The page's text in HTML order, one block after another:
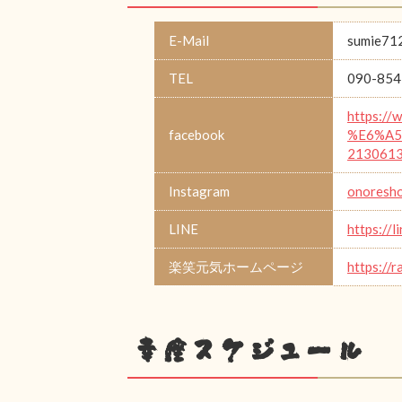
E-Mail
TEL 090-
facebook
https://
Instagram
LINE https://
楽笑元気ホームページ https://
幸座スケジュール